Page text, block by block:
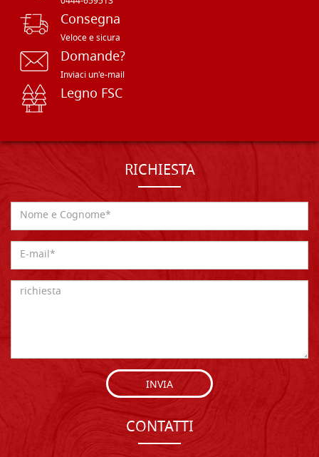
Consegna
Veloce e sicura
Domande?
Inviaci un'e-mail
Legno FSC
RICHIESTA
INVIA
CONTATTI